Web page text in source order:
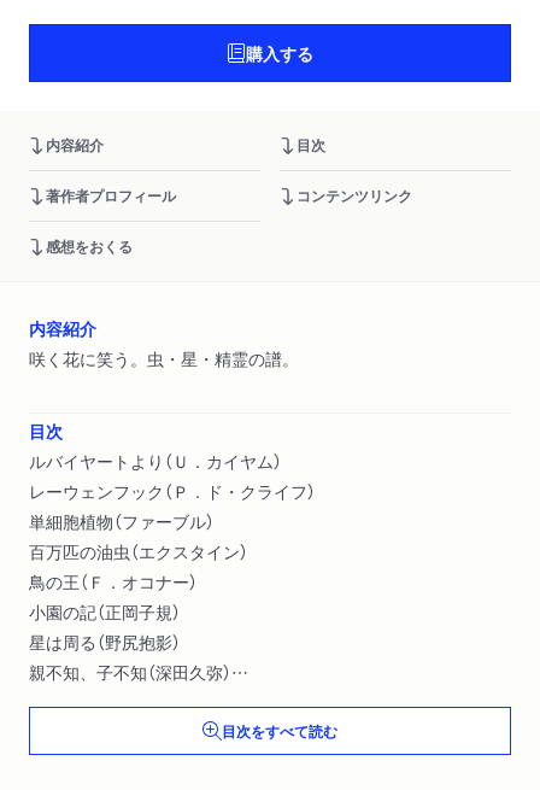
購入する
内容紹介 目次
著作者プロフィール コンテンツリンク
感想をおくる
内容紹介
咲く花に笑う。虫・星・精霊の譜。
目次
ルバイヤートより（Ｕ．カイヤム）
レーウェンフック（Ｐ．ド・クライフ）
単細胞植物（ファーブル）
百万匹の油虫（エクスタイン）
鳥の王（Ｆ．オコナー）
小園の記（正岡子規）
星は周る（野尻抱影）
親不知、子不知（深田久弥）
幼き日の山やま（臼井吉見）
ある遭難の記録（槇有恒）〔ほか〕目次をすべて読む